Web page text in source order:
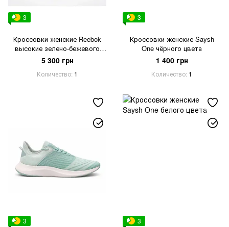
3
Кроссовки женские Reebok
высокие зелено-бежевого
цвета
5 300 грн
Количество 1
3
Кроссовки женские Saysh
One чёрного цвета
1 400 грн
Количество 1
3 3